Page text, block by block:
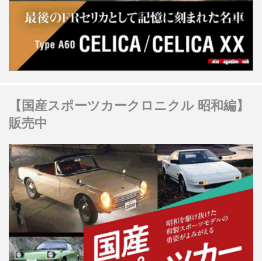
【国産スポーツカークロニクル 昭和編】
販売中